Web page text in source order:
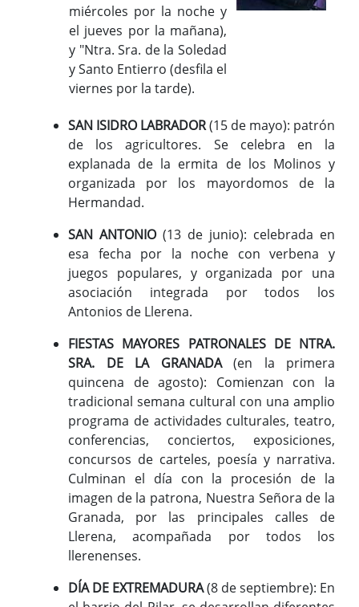
miércoles por la noche y
el jueves por la mañana),
y "Ntra. Sra. de la Soledad
y Santo Entierro (desfila el
viernes por la tarde).
SAN ISIDRO LABRADOR(15 de mayo): patrón
de los agricultores. Se celebra en la
explanada de la ermita de los Molinos y
organizada por los mayordomos de la
Hermandad.
SAN ANTONIO(13 de junio): celebrada en
esa fecha por la noche con verbena y
juegos populares, y organizada por una
asociación integrada por todos los
Antonios de Llerena.
FIESTAS MAYORES PATRONALES DE NTRA.
SRA. DE LA GRANADA(en la primera
quincena de agosto): Comienzan con la
tradicional semana cultural con una amplio
programa de actividades culturales, teatro,
conferencias, conciertos, exposiciones,
concursos de carteles, poesía y narrativa.
Culminan el día con la procesión de la
imagen de la patrona, Nuestra Señora de la
Granada, por las principales calles de
Llerena, acompañada por todos los
llerenenses.
DÍA DE EXTREMADURA(8 de septiembre): En